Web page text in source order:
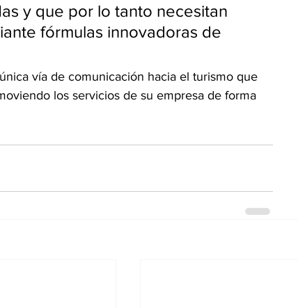
y que por lo tanto necesitan
fórmulas innovadoras de
vía de comunicación hacia el turismo que
los servicios de su empresa de forma